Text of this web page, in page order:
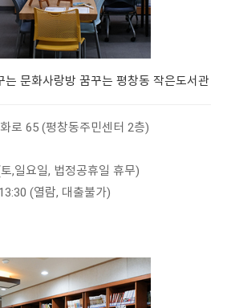
는 문화사랑방 꿈꾸는 평창동 작은도서관
로 65 (평창동주민센터 2층)
,일요일, 법정공휴일 휴무)
(열람, 대출불가)